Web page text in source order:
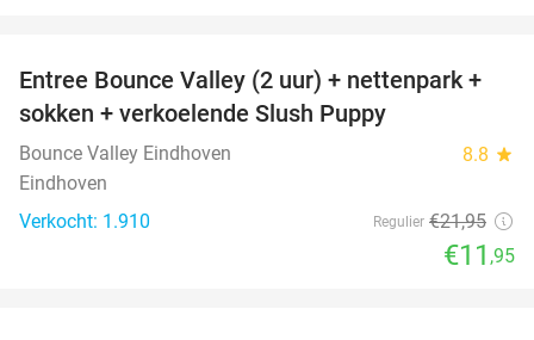
46%
Entree Bounce Valley (2 uur) + nettenpark +
sokken + verkoelende Slush Puppy
Bounce Valley Eindhoven 8.8 star
Eindhoven
Verkocht: 1.910
Regulier €21,95
€11 ,95